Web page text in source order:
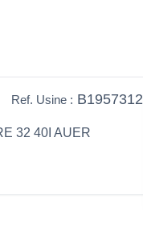
Ref. Usine : B1957312
32 40I AUER